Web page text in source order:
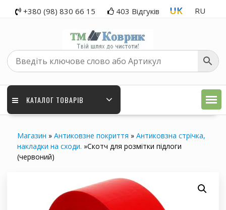
Перейти
+380 (98) 830 66 15 403 Відгуків UK RU
КАТАЛОГ ТОВАРІВ
Магазин » Антиковзне покриття » Антиковзна стрічка,
накладки на сходи. »Скотч для розмітки підлоги
(червоний)